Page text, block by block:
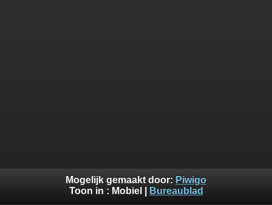
Mogelijk gemaakt door: Piwigo
Toon in : Mobiel Bureaublad